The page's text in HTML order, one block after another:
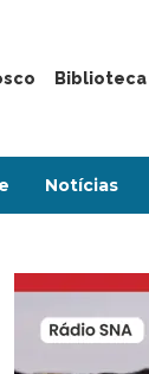
Notícias